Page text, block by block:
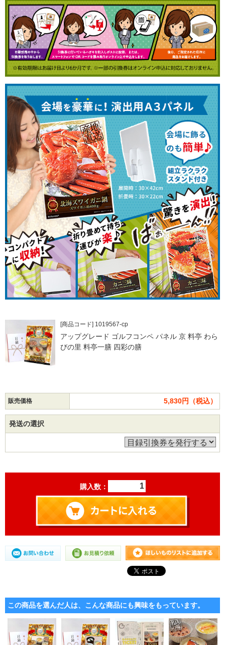
[商品コード] 1019567-cp
アップグレード ゴルフコンペ パネル 京 料亭 わら
びの里 料亭一膳 四彩の膳
販売価格 5,830円（税込）
発送の選択
購入数：
この商品を選んだ人は、こんな商品にも興味をもっています。